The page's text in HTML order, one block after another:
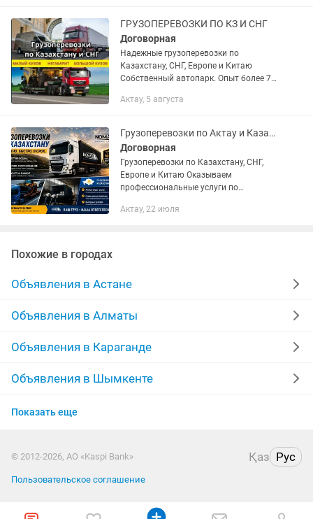
ГРУЗОПЕРЕВОЗКИ ПО КЗ И СНГ
Договорная
Надежные грузоперевозки по
Казахстану, СНГ, Европе и Китаю
Собственный автопарк. Опыт более 7
Компания Nomad Logistics
Актау, 5 августа
Грузоперевозки по Актау и Казахстан, СНГ, Европа
Договорная
Грузоперевозки по Казахстану, СНГ,
Европе и Китаю Оказываем
профессиональные услуги по
юридических лиц. Подберем транспорт
Актау, 22 июля
Похожие в городах
Объявления в Астане
Объявления в Алматы
Объявления в Караганде
Объявления в Шымкенте
Объявления в Усть-Каменогорске
Объявления в Костанае
Показать еще
© 2012-2026, АО «Kaspi Bank» Қаз Рус
Пользовательское соглашение